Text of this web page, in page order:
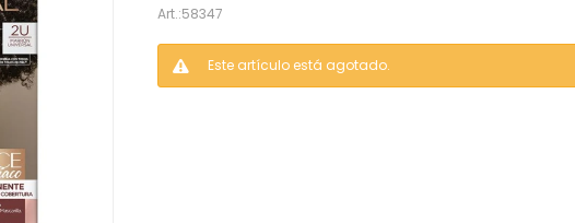
58347
Este artículo está agotado.